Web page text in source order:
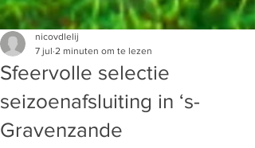
Sfeervolle selectie
seizoenafsluiting in ‘s-
Gravenzande
nicovdlelij
7 jul 2 minuten om te lezen